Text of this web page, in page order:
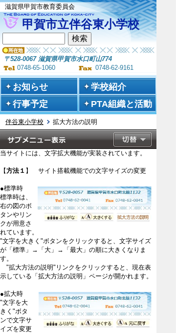
滋賀県甲賀市教育委員会
甲賀市立伴谷東小学校
〒528-0067 滋賀県甲賀市水口町山774
0748-65-1060
0748-62-9161
お知らせ
学校紹介
行事予定
PTA組織と活動
伴谷東小学校 拡大方法の説明
当サイトには、文字拡大機能が実装されています。
【方法１ 】 サイト搭載機能での文字サイズの変更
●標準時
標準時は、
右の図のボ
タンやリン
クが用意さ
れています。
"文字を大きく"ボタンをクリックすると、文字サイズ
が「標準」→「大」→「最大」の順に大きくなりま
す。
"拡大方法の説明"リンクをクリックすると、現在表
示している「拡大方法の説明」ページが開かれます。
●拡大時
"文字を大
きく"ボタ
ンで文字サ
イズを変更